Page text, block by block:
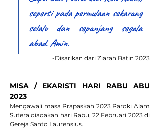
seperti pada permulaan sekarang
selalu dan sepanjang segala
abad. Amin.
-Disarikan dari Ziarah Batin 2023
MISA / EKARISTI HARI RABU ABU
2023
Mengawali masa Prapaskah 2023 Paroki Alam
Sutera diadakan hari Rabu, 22 Februari 2023 di
Gereja Santo Laurensius.